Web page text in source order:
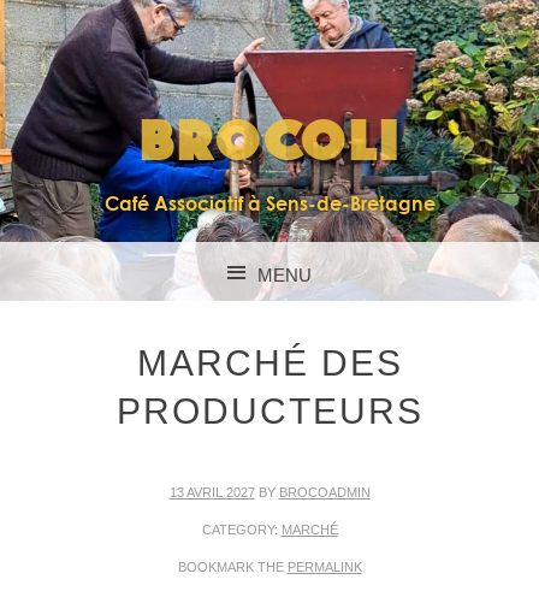
BROCOLI
Café Associatif à Sens-de-Bretagne
MENU
MARCHÉ DES
PRODUCTEURS
13 AVRIL 2027BY BROCOADMIN
CATEGORY: MARCHÉ
BOOKMARK THE PERMALINK